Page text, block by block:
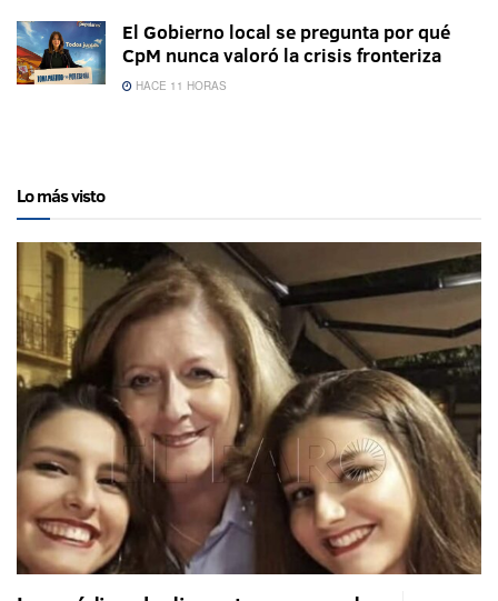
El Gobierno local se pregunta por qué
CpM nunca valoró la crisis fronteriza
HACE 11 HORAS
Lo más visto